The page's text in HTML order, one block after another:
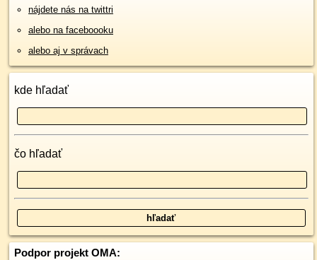
nájdete nás na twittri
alebo na faceboooku
alebo aj v správach
kde hľadať
čo hľadať
Podpor projekt OMA: